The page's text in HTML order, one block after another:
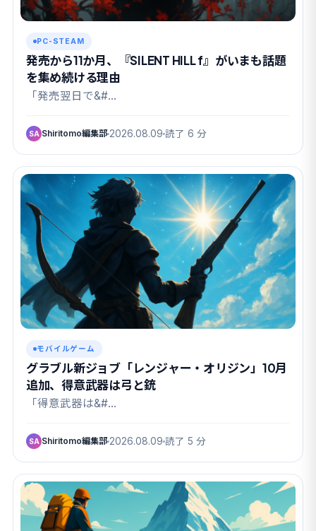
PC-STEAM
発売から11か月、『SILENT HILL f』がいまも話題
を集め続ける理由
「発売翌日で&#…
SA Shiritomo編集部 2026.08.09 読了 6 分
モバイルゲーム
グラブル新ジョブ「レンジャー・オリジン」10月
追加、得意武器は弓と銃
「得意武器は&#…
SA Shiritomo編集部 2026.08.09 読了 5 分